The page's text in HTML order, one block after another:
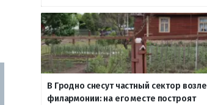
В Гродно снесут частный сектор возле
филармонии: на его месте построят